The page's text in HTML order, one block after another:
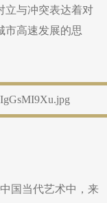
立与冲突表达着对
市高速发展的思
国当代艺术中，来